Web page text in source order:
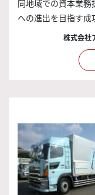
同地域での資本業
への進出を目指す成
株式会社